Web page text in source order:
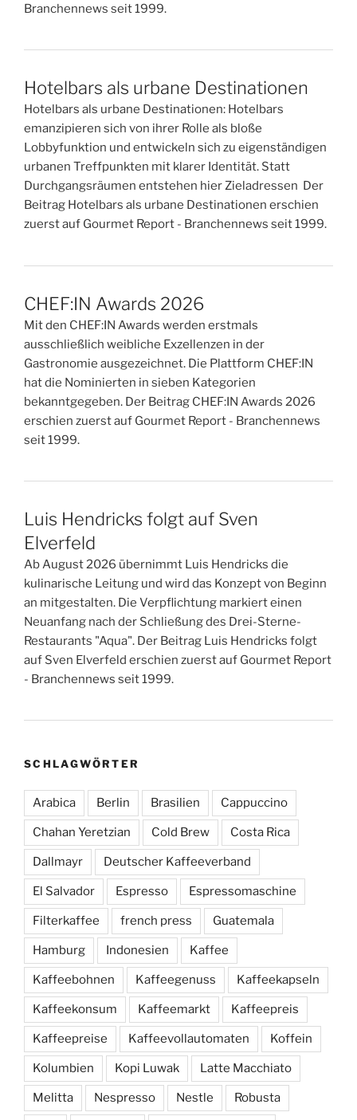
Branchennews seit 1999.
Hotelbars als urbane Destinationen
Hotelbars als urbane Destinationen: Hotelbars
emanzipieren sich von ihrer Rolle als bloße
Lobbyfunktion und entwickeln sich zu eigenständigen
urbanen Treffpunkten mit klarer Identität. Statt
Durchgangsräumen entstehen hier Zieladressen Der
Beitrag Hotelbars als urbane Destinationen erschien
zuerst auf Gourmet Report - Branchennews seit 1999.
CHEF:IN Awards 2026
Mit den CHEF:IN Awards werden erstmals
ausschließlich weibliche Exzellenzen in der
Gastronomie ausgezeichnet. Die Plattform CHEF:IN
hat die Nominierten in sieben Kategorien
bekanntgegeben. Der Beitrag CHEF:IN Awards 2026
erschien zuerst auf Gourmet Report - Branchennews
seit 1999.
Luis Hendricks folgt auf Sven
Elverfeld
Ab August 2026 übernimmt Luis Hendricks die
kulinarische Leitung und wird das Konzept von Beginn
an mitgestalten. Die Verpflichtung markiert einen
Neuanfang nach der Schließung des Drei-Sterne-
Restaurants "Aqua". Der Beitrag Luis Hendricks folgt
auf Sven Elverfeld erschien zuerst auf Gourmet Report
- Branchennews seit 1999.
SCHLAGWÖRTER
Arabica Berlin Brasilien Cappuccino
Chahan Yeretzian Cold Brew Costa Rica
Dallmayr Deutscher Kaffeeverband
El Salvador Espresso Espressomaschine
Filterkaffee french press Guatemala
Hamburg Indonesien Kaffee
Kaffeebohnen Kaffeegenuss Kaffeekapseln
Kaffeekonsum Kaffeemarkt Kaffeepreis
Kaffeepreise Kaffeevollautomaten Koffein
Kolumbien Kopi Luwak Latte Macchiato
Melitta Nespresso Nestle Robusta